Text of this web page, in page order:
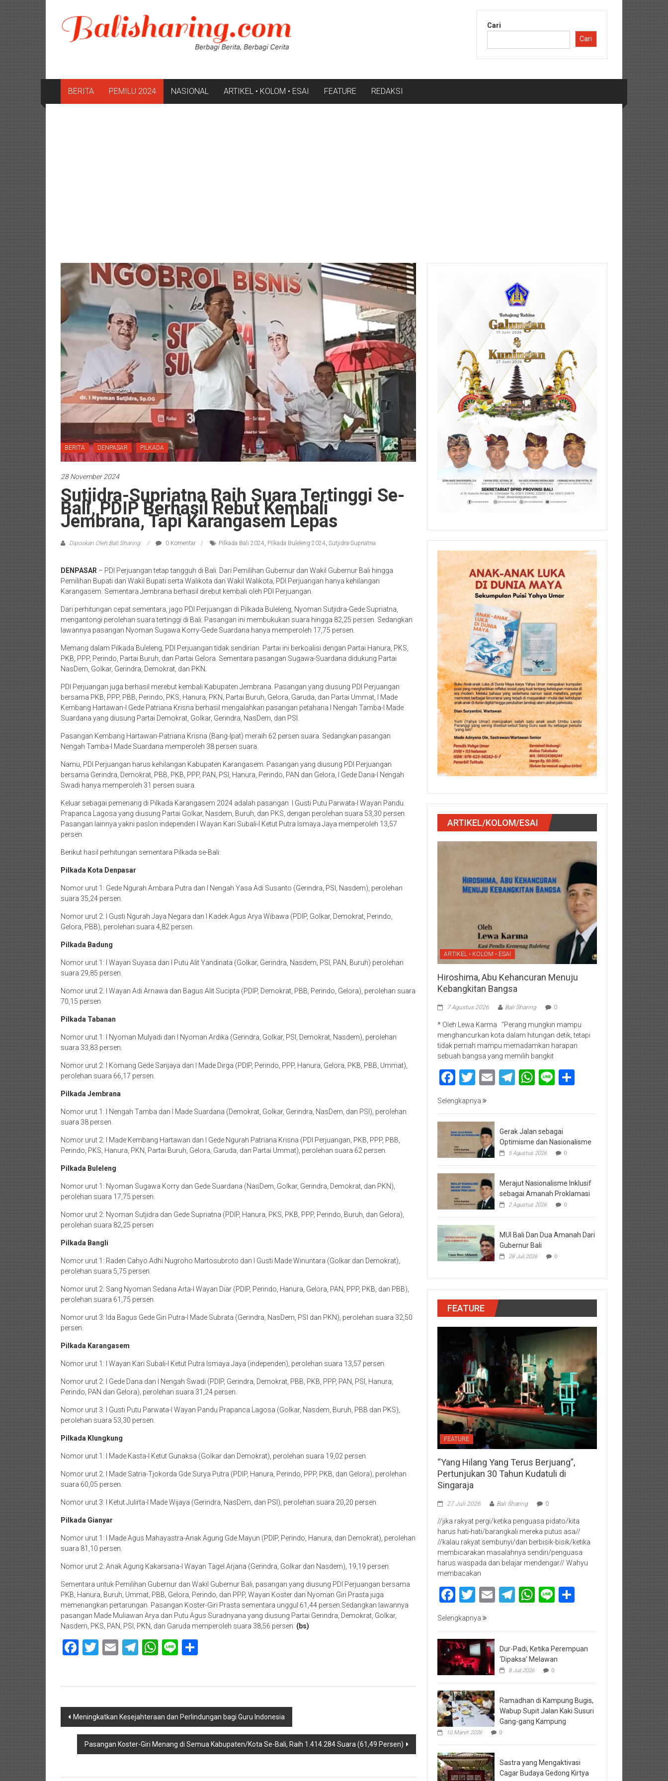
konten
Cari
Cari
BERITA PEMILU 2024 NASIONAL ARTIKEL • KOLOM • ESAI FEATURE REDAKSI
BERITA DENPASAR PILKADA
28 November 2024
Sutjidra-Supriatna Raih Suara Tertinggi Se-
Bali, PDIP Berhasil Rebut Kembali
Jembrana, Tapi Karangasem Lepas
Diposkan Oleh:Bali Sharing 0 Komentar Pilkada Bali 2024, Pilkada Buleleng 2024, Sutjidra-Supriatna
DENPASAR – PDI Perjuangan tetap tangguh di Bali. Dari Pemilihan Gubernur dan Wakil Gubernur Bali hingga
Pemilihan Bupati dan Wakil Bupati serta Walikota dan Wakil Walikota, PDI Perjuangan hanya kehilangan
Karangasem. Sementara Jembrana berhasil direbut kembali oleh PDI Perjuangan.
Dari perhitungan cepat sementara, jago PDI Perjuangan di Pilkada Buleleng, Nyoman Sutjidra-Gede Supriatna,
mengantongi perolehan suara tertinggi di Bali. Pasangan ini membukukan suara hingga 82,25 persen. Sedangkan
lawannya pasangan Nyoman Sugawa Korry-Gede Suardana hanya memperoleh 17,75 persen.
Memang dalam Pilkada Buleleng, PDI Perjuangan tidak sendirian. Partai ini berkoalisi dengan Partai Hanura, PKS,
PKB, PPP, Perindo, Partai Buruh, dan Partai Gelora. Sementara pasangan Sugawa-Suardana didukung Partai
NasDem, Golkar, Gerindra, Demokrat, dan PKN.
PDI Perjuangan juga berhasil merebut kembali Kabupaten Jembrana. Pasangan yang diusung PDI Perjuangan
bersama PKB, PPP, PBB, Perindo, PKS, Hanura, PKN, Partai Buruh, Gelora, Garuda, dan Partai Ummat, I Made
Kembang Hartawan-I Gede Patriana Krisna berhasil mengalahkan pasangan petahana I Nengah Tamba-I Made
Suardana yang diusung Partai Demokrat, Golkar, Gerindra, NasDem, dan PSI.
Pasangan Kembang Hartawan-Patriana Krisna (Bang-Ipat) meraih 62 persen suara. Sedangkan pasangan
Nengah Tamba-I Made Suardana memperoleh 38 persen suara.
Namu, PDI Perjuangan harus kehilangan Kabupaten Karangasem. Pasangan yang diusung PDI Perjuangan
bersama Gerindra, Demokrat, PBB, PKB, PPP, PAN, PSI, Hanura, Perindo, PAN dan Gelora, I Gede Dana-I Nengah
Swadi hanya memperoleh 31 persen suara.
Keluar sebagai pemenang di Pilkada Karangasem 2024 adalah pasangan I Gusti Putu Parwata-I Wayan Pandu
Prapanca Lagosa yang diusung Partai Golkar, Nasdem, Buruh, dan PKS, dengan perolehan suara 53,30 persen.
Pasangan lainnya yakni paslon independen I Wayan Kari Subali-I Ketut Putra Ismaya Jaya memperoleh 13,57
persen.
Berikut hasil perhitungan sementara Pilkada se-Bali:
Pilkada Kota Denpasar
Nomor urut 1: Gede Ngurah Ambara Putra dan I Nengah Yasa Adi Susanto (Gerindra, PSI, Nasdem), perolehan
suara 35,24 persen.
Nomor urut 2: I Gusti Ngurah Jaya Negara dan I Kadek Agus Arya Wibawa (PDIP, Golkar, Demokrat, Perindo,
Gelora, PBB), perolehan suara 4,82 persen.
Pilkada Badung
Nomor urut 1: I Wayan Suyasa dan I Putu Alit Yandinata (Golkar, Gerindra, Nasdem, PSI, PAN, Buruh) perolehan
suara 29,85 persen.
Nomor urut 2: I Wayan Adi Arnawa dan Bagus Alit Sucipta (PDIP, Demokrat, PBB, Perindo, Gelora), perolehan suara
70,15 persen.
Pilkada Tabanan
Nomor urut 1: I Nyoman Mulyadi dan I Nyoman Ardika (Gerindra, Golkar, PSI, Demokrat, Nasdem), perolehan
suara 33,83 persen.
Nomor urut 2: I Komang Gede Sanjaya dan I Made Dirga (PDIP, Perindo, PPP, Hanura, Gelora, PKB, PBB, Ummat),
perolehan suara 66,17 persen.
Pilkada Jembrana
Nomor urut 1: I Nengah Tamba dan I Made Suardana (Demokrat, Golkar, Gerindra, NasDem, dan PSI), perolehan
suara 38 persen.
Nomor urut 2: I Made Kembang Hartawan dan I Gede Ngurah Patriana Krisna (PDI Perjuangan, PKB, PPP, PBB,
Perindo, PKS, Hanura, PKN, Partai Buruh, Gelora, Garuda, dan Partai Ummat), perolehan suara 62 persen.
Pilkada Buleleng
Nomor urut 1: Nyoman Sugawa Korry dan Gede Suardana (NasDem, Golkar, Gerindra, Demokrat, dan PKN),
perolehan suara 17,75 persen.
Nomor urut 2: Nyoman Sutjidra dan Gede Supriatna (PDIP, Hanura, PKS, PKB, PPP, Perindo, Buruh, dan Gelora),
perolehan suara 82,25 persen
Pilkada Bangli
Nomor urut 1: Raden Cahyo Adhi Nugroho Martosubroto dan I Gusti Made Winuntara (Golkar dan Demokrat),
perolehan suara 5,75 persen.
Nomor urut 2: Sang Nyoman Sedana Arta-I Wayan Diar (PDIP, Perindo, Hanura, Gelora, PAN, PPP, PKB, dan PBB),
perolehan suara 61,75 persen.
Nomor urut 3: Ida Bagus Gede Giri Putra-I Made Subrata (Gerindra, NasDem, PSI dan PKN), perolehan suara 32,50
persen.
Pilkada Karangasem
Nomor urut 1: I Wayan Kari Subali-I Ketut Putra Ismaya Jaya (independen), perolehan suara 13,57 persen.
Nomor urut 2: I Gede Dana dan I Nengah Swadi (PDIP, Gerindra, Demokrat, PBB, PKB, PPP, PAN, PSI, Hanura,
Perindo, PAN dan Gelora), perolehan suara 31,24 persen.
Nomor urut 3: I Gusti Putu Parwata-I Wayan Pandu Prapanca Lagosa (Golkar, Nasdem, Buruh, PBB dan PKS),
perolehan suara 53,30 persen.
Pilkada Klungkung
Nomor urut 1: I Made Kasta-I Ketut Gunaksa (Golkar dan Demokrat), perolehan suara 19,02 persen.
Nomor urut 2: I Made Satria-Tjokorda Gde Surya Putra (PDIP, Hanura, Perindo, PPP, PKB, dan Gelora), perolehan
suara 60,05 persen.
Nomor urut 3: I Ketut Julirta-I Made Wijaya (Gerindra, NasDem, dan PSI), perolehan suara 20,20 persen.
Pilkada Gianyar
Nomor urut 1: I Made Agus Mahayastra-Anak Agung Gde Mayun (PDIP, Perindo, Hanura, dan Demokrat), perolehan
suara 81,10 persen.
Nomor urut 2: Anak Agung Kakarsana-I Wayan Tagel Arjana (Gerindra, Golkar dan Nasdem), 19,19 persen.
Sementara untuk Pemilihan Gubernur dan Wakil Gubernur Bali, pasangan yang diusung PDI Perjuangan bersama
PKB, Hanura, Buruh, Ummat, PBB, Gelora, Perindo, dan PPP, Wayan Koster dan Nyoman Giri Prasta juga
memenangkan pertarungan. Pasangan Koster-Giri Prasta sementara unggul 61,44 persen.Sedangkan lawannya
pasangan Made Muliawan Arya dan Putu Agus Suradnyana yang diusung Partai Gerindra, Demokrat, Golkar,
Nasdem, PKS, PAN, PSI, PKN, dan Garuda memperoleh suara 38,56 persen. (bs)
Facebook
Twitter
EmailTelegram
WhatsApp
Line
Navigasi
pos
Meningkatkan Kesejahteraan dan Perlindungan bagi Guru Indonesia
Pasangan Koster-Giri Menang di Semua Kabupaten/Kota Se-Bali, Raih 1.414.284 Suara (61,49 Persen)
ARTIKEL/KOLOM/ESAI
ARTIKEL • KOLOM • ESAI
Hiroshima, Abu Kehancuran Menuju
Kebangkitan Bangsa
7 Agustus 2026 Bali Sharing 0
* Oleh Lewa Karma “Perang mungkin mampu
menghancurkan kota dalam hitungan detik, tetapi
tidak pernah mampu memadamkan harapan
sebuah bangsa yang memilih bangkit
Facebook
Twitter
EmailTelegram
WhatsApp
Line
Selengkapnya
Gerak Jalan sebagai
Optimisme dan Nasionalisme
5 Agustus 2026 0
Merajut Nasionalisme Inklusif
sebagai Amanah Proklamasi
2 Agustus 2026 0
MUI Bali Dan Dua Amanah Dari
Gubernur Bali
28 Juli 2026 0
FEATURE
FEATURE
“Yang Hilang Yang Terus Berjuang”,
Pertunjukan 30 Tahun Kudatuli di
Singaraja
27 Juli 2026 Bali Sharing 0
//jika rakyat pergi/ketika penguasa pidato/kita
harus hati-hati/barangkali mereka putus asa//
//kalau rakyat sembunyi/dan berbisik-bisik/ketika
membicarakan masalahnya sendiri/penguasa
harus waspada dan belajar mendengar// Wahyu
membacakan
Facebook
Twitter
EmailTelegram
WhatsApp
Line
Selengkapnya
Dur-Padi, Ketika Perempuan
‘Dipaksa’ Melawan
8 Juli 2026 0
Ramadhan di Kampung Bugis,
Wabup Supit Jalan Kaki Susuri
Gang-gang Kampung
10 Maret 2026 0
Sastra yang Mengaktivasi
Cagar Budaya Gedong Kirtya